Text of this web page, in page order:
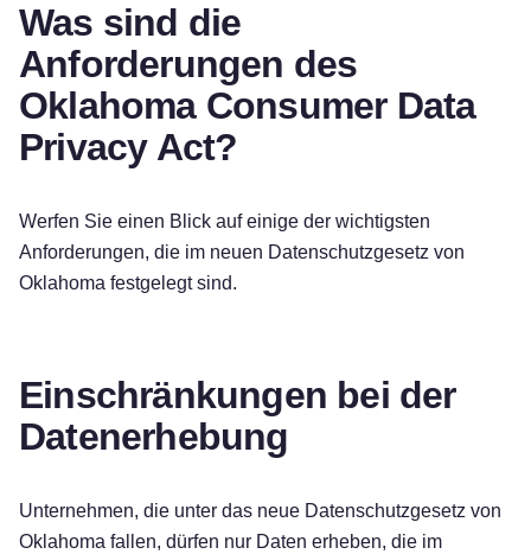
Was sind die
Anforderungen des
Oklahoma Consumer Data
Privacy Act?
Werfen Sie einen Blick auf einige der wichtigsten
Anforderungen, die im neuen Datenschutzgesetz von
Oklahoma festgelegt sind.
Einschränkungen bei der
Datenerhebung
Unternehmen, die unter das neue Datenschutzgesetz von
Oklahoma fallen, dürfen nur Daten erheben, die im